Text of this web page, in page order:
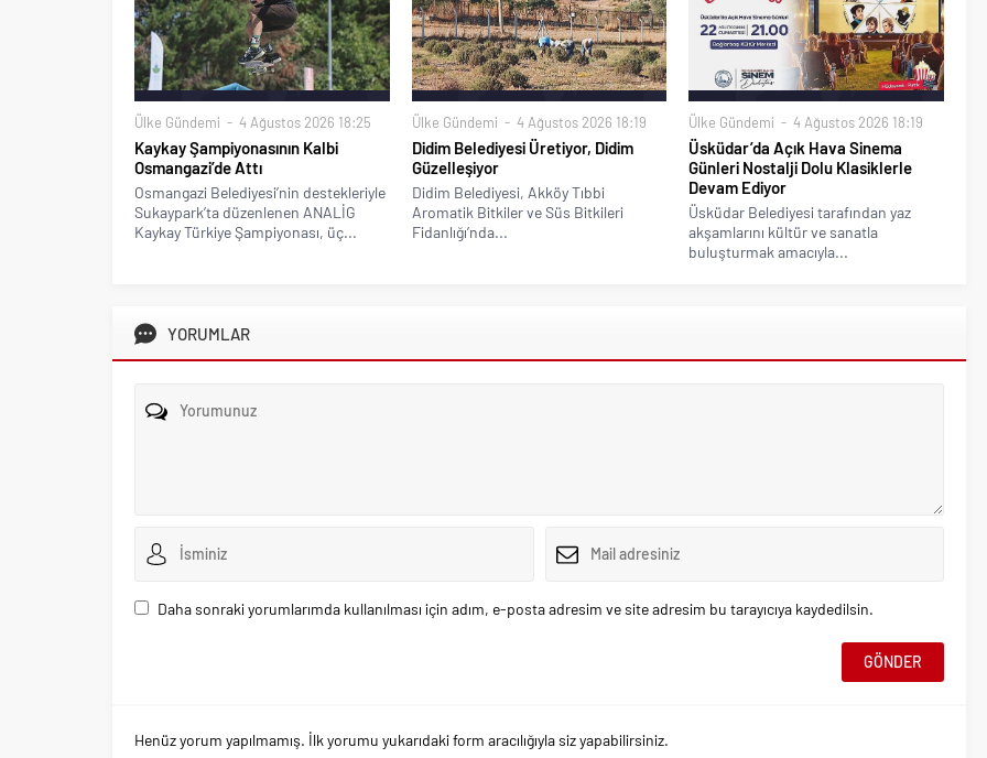
Ülke Gündemi 4 Ağustos 2026 18:25
Kaykay Şampiyonasının Kalbi
Osmangazi’de Attı
Osmangazi Belediyesi’nin destekleriyle
Sukaypark’ta düzenlenen ANALİG
Kaykay Türkiye Şampiyonası, üç...
Ülke Gündemi 4 Ağustos 2026 18:19
Didim Belediyesi Üretiyor, Didim
Güzelleşiyor
Didim Belediyesi, Akköy Tıbbi
Aromatik Bitkiler ve Süs Bitkileri
Fidanlığı’nda...
Ülke Gündemi 4 Ağustos 2026 18:19
Üsküdar’da Açık Hava Sinema
Günleri Nostalji Dolu Klasiklerle
Devam Ediyor
Üsküdar Belediyesi tarafından yaz
akşamlarını kültür ve sanatla
buluşturmak amacıyla...
YORUMLAR
Daha sonraki yorumlarımda kullanılması için adım, e-posta adresim ve site adresim bu tarayıcıya kaydedilsin.
Henüz yorum yapılmamış. İlk yorumu yukarıdaki form aracılığıyla siz yapabilirsiniz.